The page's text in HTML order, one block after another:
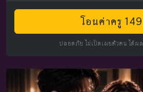
โอนค่าครู
ปลอดภัย ไม่เปิดเผยตัวตน ได้ผล